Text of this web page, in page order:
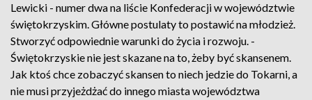
Lewicki - numer dwa na liście Konfederacji w województwie
świętokrzyskim. Główne postulaty to postawić na młodzież.
Stworzyć odpowiednie warunki do życia i rozwoju. -
Świętokrzyskie nie jest skazane na to, żeby być skansenem.
Jak ktoś chce zobaczyć skansen to niech jedzie do Tokarni, a
nie musi przyjeżdżać do innego miasta województwa